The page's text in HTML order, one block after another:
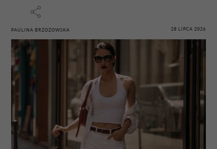
PAULINA BRZOZOWSKA 28 LIPCA 2026